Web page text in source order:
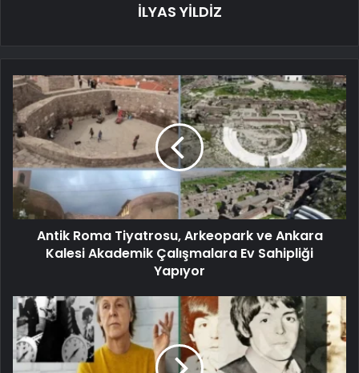
İLYAS YİLDİZ
Antik Roma Tiyatrosu, Arkeopark ve Ankara
Kalesi Akademik Çalışmalara Ev Sahipliği
Yapıyor